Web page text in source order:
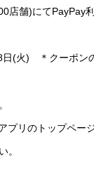
店舗)にてPayPay
(火) ＊クーポン
プリのトップペー
。